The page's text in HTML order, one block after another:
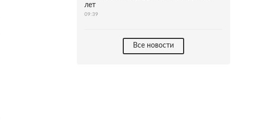
лет
09:39
Все новости